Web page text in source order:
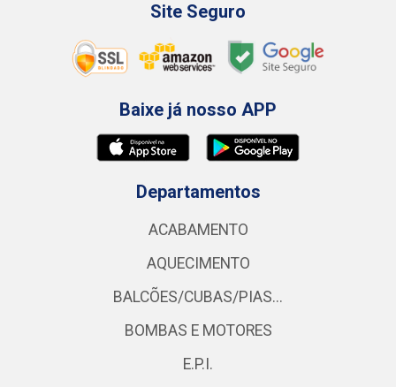
Site Seguro
Baixe já nosso APP
Departamentos
ACABAMENTO
AQUECIMENTO
BALCÕES/CUBAS/PIAS...
BOMBAS E MOTORES
E.P.I.